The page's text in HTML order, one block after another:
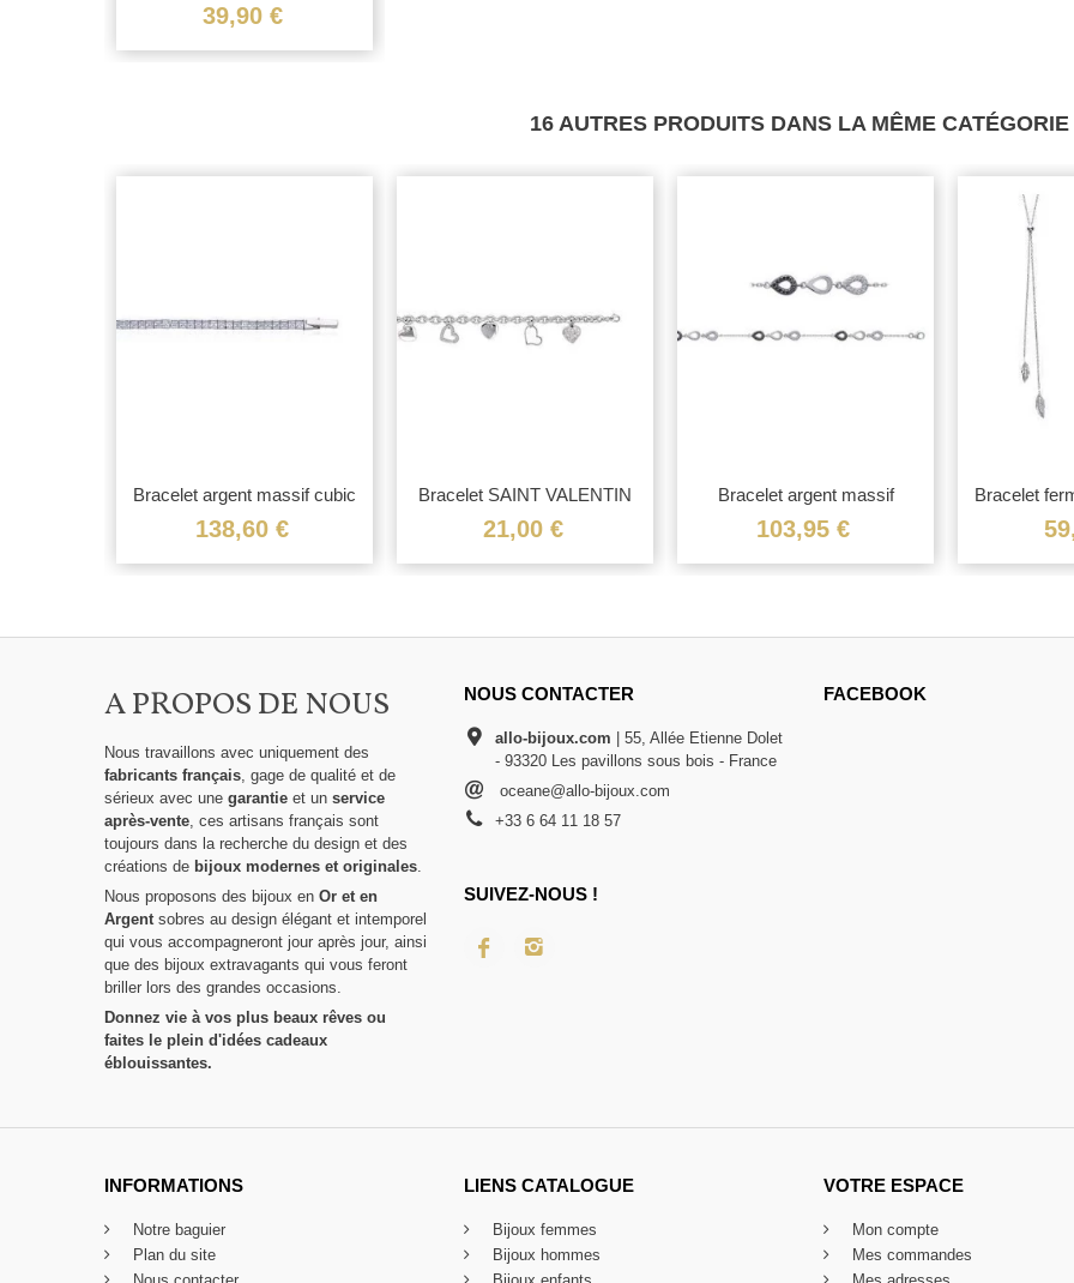
39,90 €
16 AUTRES PRODUITS DANS LA MÊME CATÉGORIE
Bracelet argent massif cubic
de...
138,60 €
Bracelet SAINT VALENTIN
argent...
21,00 €
Bracelet argent massif
zirconium...
103,95 €
Bracelet
A PROPOS DE NOUS
Nous travaillons avec uniquement des
fabricants français, gage de qualité et de
sérieux avec une garantie et un service
après-vente, ces artisans français sont
toujours dans la recherche du design et des
créations de bijoux modernes et originales.
Nous proposons des bijoux en Or et en
Argentsobres au design élégant et intemporel
qui vous accompagneront jour après jour, ainsi
que des bijoux extravagants qui vous feront
briller lors des grandes occasions.
Donnez vie à vos plus beaux rêves ou
faites le plein d'idées cadeaux
éblouissantes.
NOUS CONTACTER
allo-bijoux.com | 55, Allée Etienne Dolet
- 93320 Les pavillons sous bois - France
oceane@allo-bijoux.com
+33 6 64 11 18 57
FACEBOOK
SUIVEZ-NOUS !
INFORMATIONS
Notre baguier
Plan du site
LIENS CATALOGUE
Bijoux femmes
Bijoux hommes
VOTRE ESPACE
Mon compte
Mes commandes